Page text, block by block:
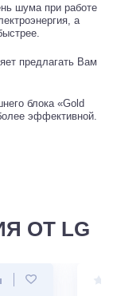
шума при работе
а
предлагать Вам
блока «Gold
эффективной.
ОТ LG